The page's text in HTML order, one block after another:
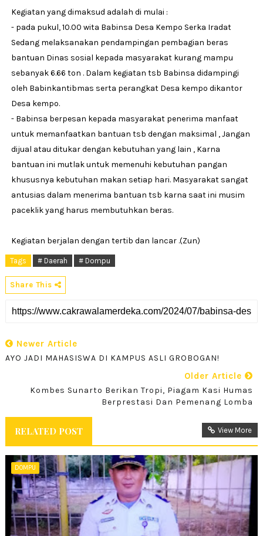
Kegiatan yang dimaksud adalah di mulai :
- pada pukul, 10.00 wita Babinsa Desa Kempo Serka Iradat
Sedang melaksanakan pendampingan pembagian beras
bantuan Dinas sosial kepada masyarakat kurang mampu
sebanyak 6.66 ton . Dalam kegiatan tsb Babinsa didampingi
oleh Babinkantibmas serta perangkat Desa kempo dikantor
Desa kempo.
- Babinsa berpesan kepada masyarakat penerima manfaat
untuk memanfaatkan bantuan tsb dengan maksimal , Jangan
dijual atau ditukar dengan kebutuhan yang lain , Karna
bantuan ini mutlak untuk memenuhi kebutuhan pangan
khususnya kebutuhan makan setiap hari. Masyarakat sangat
antusias dalam menerima bantuan tsb karna saat ini musim
paceklik yang harus membutuhkan beras.
Kegiatan berjalan dengan tertib dan lancar .(Zun)
Tags # Daerah # Dompu
Share This
Newer Article
AYO JADI MAHASISWA DI KAMPUS ASLI GROBOGAN!
Older Article
Kombes Sunarto Berikan Tropi, Piagam Kasi Humas
Berprestasi Dan Pemenang Lomba
RELATED POST View More
DOMPU